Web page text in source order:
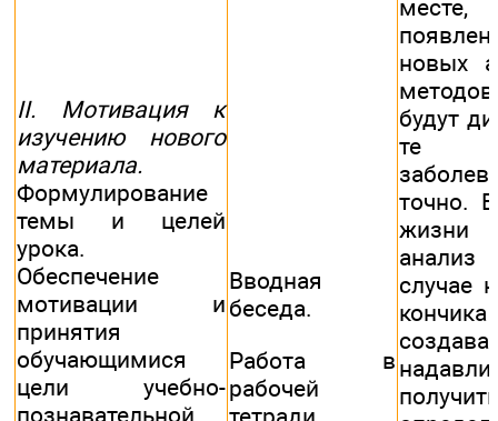
II. Мотивация к
изучению нового
материала.
Формулирование
темы и целей
урока.
Обеспечение
мотивации и
принятия
обучающимися
цели учебно-
познавательной
Вводная
беседа.
Работа в
рабочей
месте,
новых
будут
те
точно.
жизни
анализ
случае
получить